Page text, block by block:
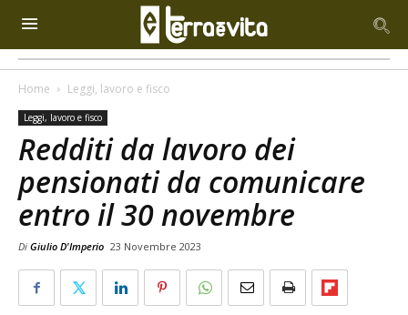
Home Leggi, lavoro e fisco
Leggi, lavoro e fisco
Redditi da lavoro dei
pensionati da comunicare
entro il 30 novembre
Di Giulio D'Imperio 23 Novembre 2023